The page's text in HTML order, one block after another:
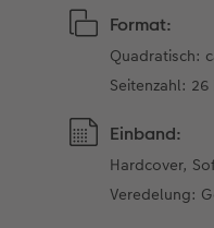
Format:
Quadratisch:
Seitenzahl:
Einband:
Hardcover,
Veredelung: